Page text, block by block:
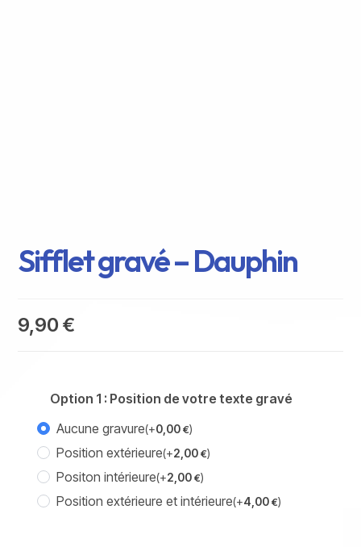
Sifflet gravé – Dauphin
9,90€
Option 1 : Position de votre texte gravé
Aucune gravure(+0,00€)
Position extérieure(+2,00€)
Positon intérieure(+2,00€)
Position extérieure et intérieure(+4,00€)